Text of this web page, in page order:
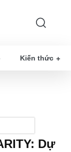
Kiến thức
Dự